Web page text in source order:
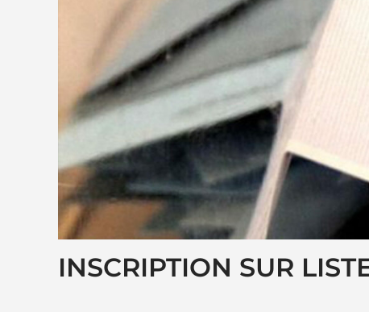
INSCRIPTION SUR